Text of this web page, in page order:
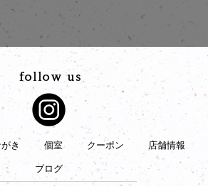
き 個室 クーポン 店舗情報
ブログ